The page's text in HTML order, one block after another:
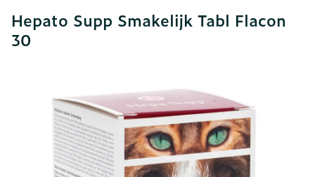
Hepato Supp Smakelijk Tabl Flacon
30